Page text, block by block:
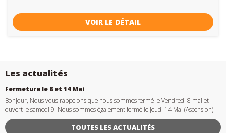
VOIR LE DÉTAIL
Les actualités
Fermeture le 8 et 14 Mai
Bonjour, Nous vous rappelons que nous sommes fermé le Vendredi 8 mai et
ouvert le samedi 9. Nous sommes également fermé le Jeudi 14 Mai (Ascension).
TOUTES LES ACTUALITÉS